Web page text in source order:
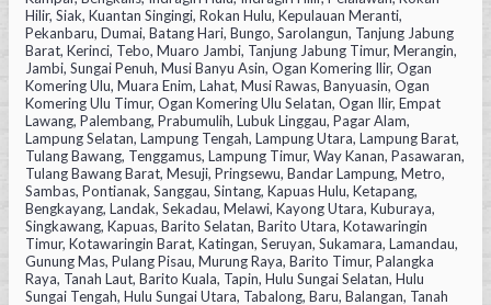
Hilir, Siak, Kuantan Singingi, Rokan Hulu, Kepulauan Meranti,
Pekanbaru, Dumai, Batang Hari, Bungo, Sarolangun, Tanjung Jabung
Barat, Kerinci, Tebo, Muaro Jambi, Tanjung Jabung Timur, Merangin,
Jambi, Sungai Penuh, Musi Banyu Asin, Ogan Komering Ilir, Ogan
Komering Ulu, Muara Enim, Lahat, Musi Rawas, Banyuasin, Ogan
Komering Ulu Timur, Ogan Komering Ulu Selatan, Ogan Ilir, Empat
Lawang, Palembang, Prabumulih, Lubuk Linggau, Pagar Alam,
Lampung Selatan, Lampung Tengah, Lampung Utara, Lampung Barat,
Tulang Bawang, Tenggamus, Lampung Timur, Way Kanan, Pasawaran,
Tulang Bawang Barat, Mesuji, Pringsewu, Bandar Lampung, Metro,
Sambas, Pontianak, Sanggau, Sintang, Kapuas Hulu, Ketapang,
Bengkayang, Landak, Sekadau, Melawi, Kayong Utara, Kuburaya,
Singkawang, Kapuas, Barito Selatan, Barito Utara, Kotawaringin
Timur, Kotawaringin Barat, Katingan, Seruyan, Sukamara, Lamandau,
Gunung Mas, Pulang Pisau, Murung Raya, Barito Timur, Palangka
Raya, Tanah Laut, Barito Kuala, Tapin, Hulu Sungai Selatan, Hulu
Sungai Tengah, Hulu Sungai Utara, Tabalong, Baru, Balangan, Tanah